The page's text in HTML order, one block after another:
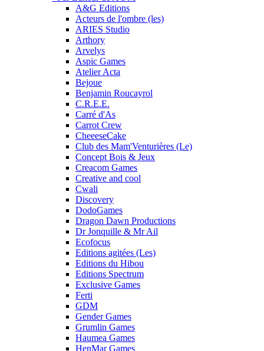
A&G Editions
Acteurs de l'ombre (les)
ARIES Studio
Arthory
Arvelys
Aspic Games
Atelier Acta
Bejoue
Benjamin Roucayrol
C.R.E.E.
Carré d'As
Carrot Crew
CheeeseCake
Club des Mam'Venturières (Le)
Concept Bois & Jeux
Creacom Games
Creative and cool
Cwali
Discovery
DodoGames
Dragon Dawn Productions
Dr Jonquille & Mr Ail
Ecofocus
Editions agitées (Les)
Editions du Hibou
Editions Spectrum
Exclusive Games
Ferti
GDM
Gender Games
Grumlin Games
Haumea Games
HenMar Games